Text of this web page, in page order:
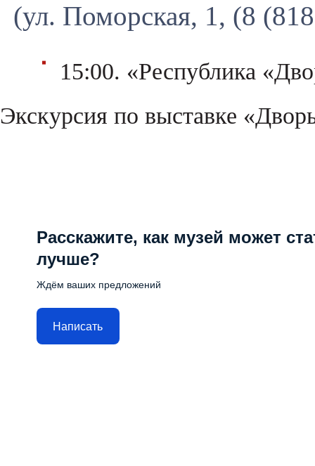
(ул. Поморская, 1, (8
15:00. «Республика
Экскурсия по выставке
Расскажите, как музей может
лучше?
Ждём ваших предложений
Написать